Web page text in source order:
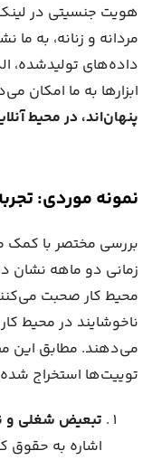
هویت جنسیتی در
مردانه و زنانه، به ما
داده‌های تولیدشده،
ابزارها به ما امکان
پنهان‌اند، در محیط
نمونه موردی:
بررسی مختصر با کمک
زمانی دو ماهه نشان
محیط کار صحبت
ناخوشایند در محیط
می‌دهند. مطابق این
توییت‌ها استخراج
تبعیض شغلی و
اشاره به حقوق